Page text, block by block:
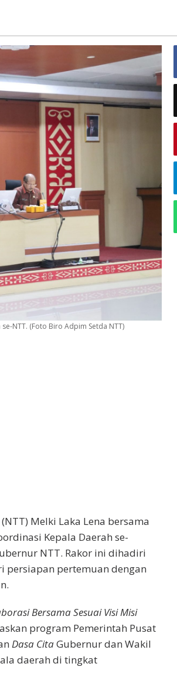
NTT. (Foto Biro Adpim Setda NTT)
Melki Laka Lena bersama
Kepala Daerah se-
NTT. Rakor ini dihadiri
persiapan pertemuan dengan
Bersama Sesuai Visi Misi
program Pemerintah Pusat
Dasa CitaGubernur dan Wakil
daerah di tingkat